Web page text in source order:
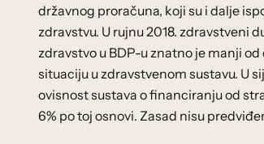
državnog proračuna, koji su i dalje
zdravstvu. U rujnu 2018. zdravstveni
zdravstvo u BDP-u znatno je manji
situaciju u zdravstvenom sustavu. U
ovisnost sustava o financiranju od
6% po toj osnovi. Zasad nisu